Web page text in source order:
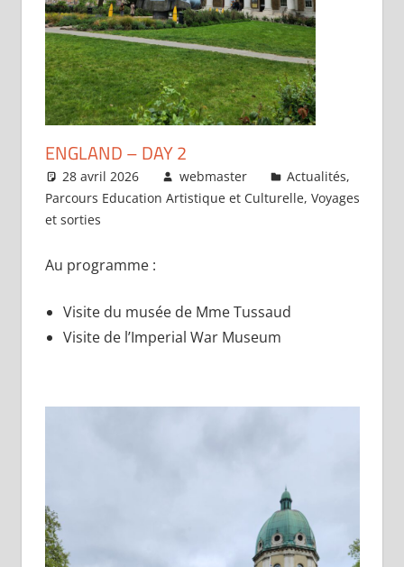
ENGLAND – DAY 2
28 avril 2026 webmaster Actualités,
Parcours Education Artistique et Culturelle, Voyages
et sorties
Au programme :
Visite du musée de Mme Tussaud
Visite de l’Imperial War Museum